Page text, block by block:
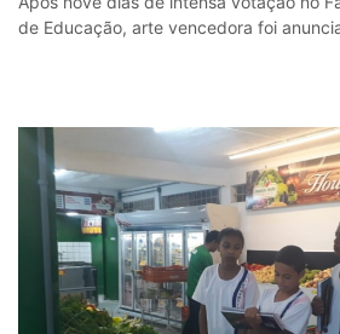
de Educação, arte vencedora foi